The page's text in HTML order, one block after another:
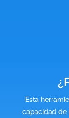
Esta
capacidad de